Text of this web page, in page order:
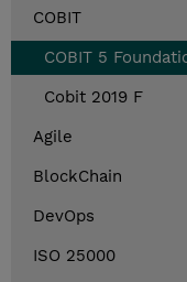
COBIT
COBIT 5
Cobit 2019 F
Agile
BlockChain
DevOps
ISO 25000